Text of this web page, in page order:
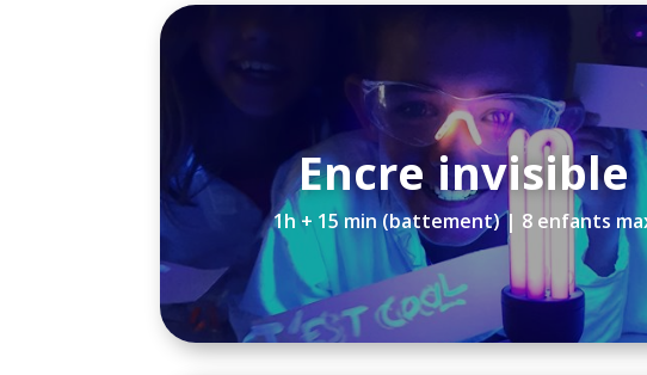
Encre invisible
1h + 15 min (battement) | 8 enfants